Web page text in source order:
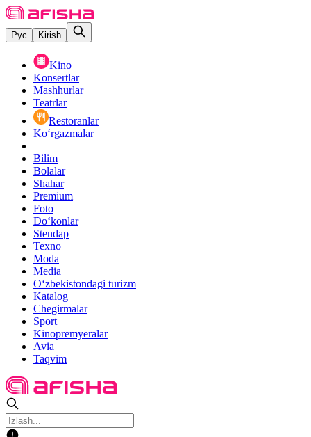
Рус Kirish
Kino
Konsertlar
Mashhurlar
Teatrlar
Restoranlar
Ko‘rgazmalar
Bilim
Bolalar
Shahar
Premium
Foto
Do‘konlar
Stendap
Texno
Moda
Media
O‘zbekistondagi turizm
Katalog
Chegirmalar
Sport
Kinopremyeralar
Avia
Taqvim